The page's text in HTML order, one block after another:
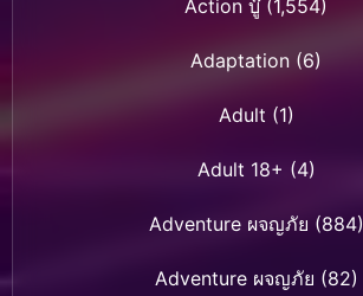
Action บู๊(1,554)
Adaptation (6)
Adult (1)
Adult 18+ (4)
Adventure ผจญภัย (884)
Adventure ผจญภัย (82)